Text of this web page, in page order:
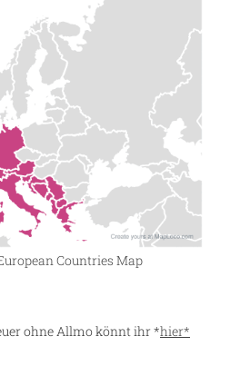
Countries Map
ohne Allmo könnt ihr *hier*